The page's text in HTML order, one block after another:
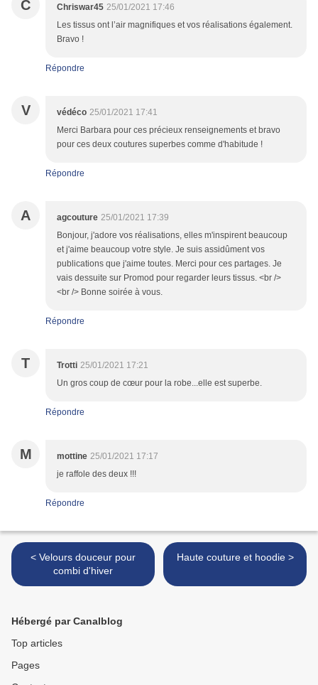
C Chriswar45 25/01/2021 17:46
Les tissus ont l’air magnifiques et vos réalisations également.
Bravo !
Répondre
V védéco 25/01/2021 17:41
Merci Barbara pour ces précieux renseignements et bravo
pour ces deux coutures superbes comme d'habitude !
Répondre
A agcouture 25/01/2021 17:39
Bonjour, j'adore vos réalisations, elles m'inspirent beaucoup
et j'aime beaucoup votre style. Je suis assidûment vos
publications que j'aime toutes. Merci pour ces partages. Je
vais dessuite sur Promod pour regarder leurs tissus. <br />
<br /> Bonne soirée à vous.
Répondre
T Trotti 25/01/2021 17:21
Un gros coup de cœur pour la robe...elle est superbe.
Répondre
M mottine 25/01/2021 17:17
je raffole des deux !!!
Répondre
< Velours douceur pour
combi d'hiver
Haute couture et hoodie >
Hébergé par Canalblog
Top articles
Pages